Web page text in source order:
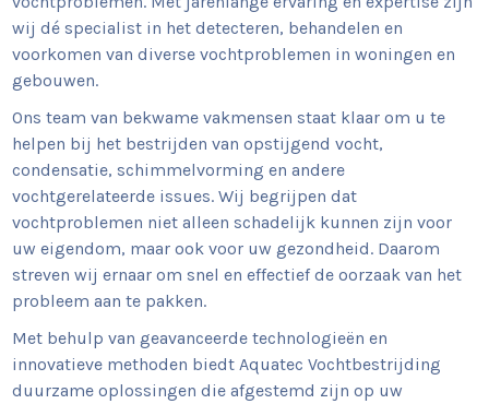
wij dé specialist in het detecteren, behandelen en
voorkomen van diverse vochtproblemen in woningen en
gebouwen.
Ons team van bekwame vakmensen staat klaar om u te
helpen bij het bestrijden van opstijgend vocht,
condensatie, schimmelvorming en andere
vochtgerelateerde issues. Wij begrijpen dat
vochtproblemen niet alleen schadelijk kunnen zijn voor
uw eigendom, maar ook voor uw gezondheid. Daarom
streven wij ernaar om snel en effectief de oorzaak van het
probleem aan te pakken.
Met behulp van geavanceerde technologieën en
innovatieve methoden biedt Aquatec Vochtbestrijding
duurzame oplossingen die afgestemd zijn op uw